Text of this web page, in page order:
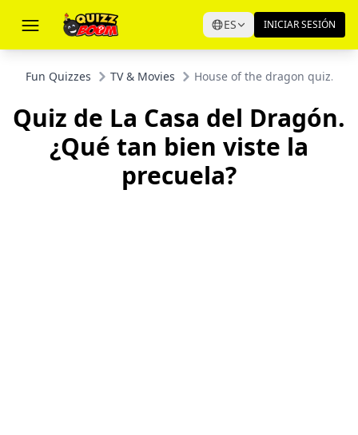
ES INICIAR SESIÓN
Fun Quizzes TV & Movies House of the dragon quiz.
Quiz de La Casa del Dragón.
¿Qué tan bien viste la
precuela?